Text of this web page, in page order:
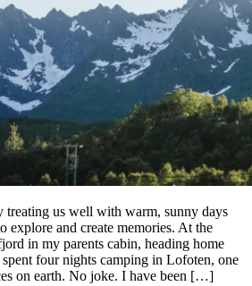
treating us well with warm, sunny days
explore and create memories. At the
in my parents cabin, heading home
four nights camping in Lofoten, one
on earth. No joke. I have been […]